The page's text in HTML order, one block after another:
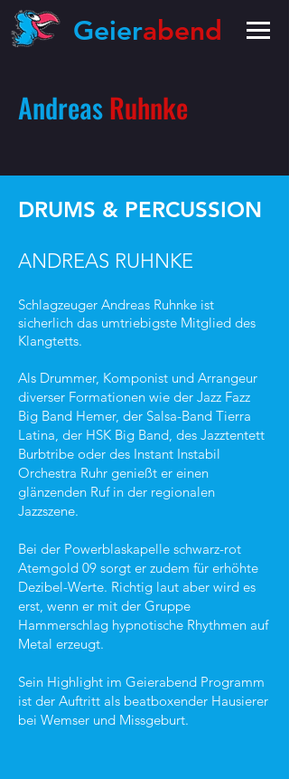
Geierabend
AndreasRuhnke
DRUMS & PERCUSSION
ANDREAS RUHNKE
Schlagzeuger Andreas Ruhnke ist
sicherlich das umtriebigste Mitglied des
Klangtetts.
Als Drummer, Komponist und Arrangeur
diverser Formationen wie der Jazz Fazz
Big Band Hemer, der Salsa-Band Tierra
Latina, der HSK Big Band, des Jazztentett
Burbtribe oder des Instant Instabil
Orchestra Ruhr genießt er einen
glänzenden Ruf in der regionalen
Jazzszene.
Bei der Powerblaskapelle schwarz-rot
Atemgold 09 sorgt er zudem für erhöhte
Dezibel-Werte. Richtig laut aber wird es
erst, wenn er mit der Gruppe
Hammerschlag hypnotische Rhythmen auf
Metal erzeugt.
Sein Highlight im Geierabend Programm
ist der Auftritt als beatboxender Hausierer
bei Wemser und Missgeburt.